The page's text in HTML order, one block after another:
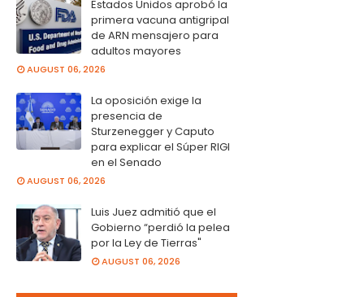
Estados Unidos aprobó la
primera vacuna antigripal
de ARN mensajero para
adultos mayores
AUGUST 06, 2026
La oposición exige la
presencia de
Sturzenegger y Caputo
para explicar el Súper RIGI
en el Senado
AUGUST 06, 2026
Luis Juez admitió que el
Gobierno “perdió la pelea
por la Ley de Tierras"
AUGUST 06, 2026